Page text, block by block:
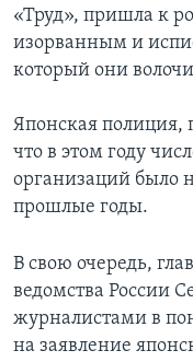
«Труд», пришла к
изорванным и
который они
Японская полиция,
что в этом году
организаций было
прошлые годы.
В свою очередь,
ведомства России
журналистами в
на заявление